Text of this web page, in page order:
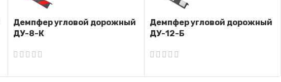
Демпфер угловой дорожный
ДУ-8-К
Демпфер угловой дорожный
ДУ-12-Б